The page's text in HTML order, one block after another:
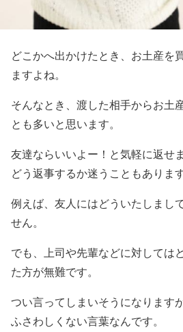
どこかへ出かけたとき、お土産を
ますよね。
そんなとき、渡した相手からお土
とも多いと思います。
友達ならいいよー！と気軽に返せ
どう返事するか迷うこともあります
例えば、友人にはどういたしまし
せん。
でも、上司や先輩などに対しては
た方が無難です。
つい言ってしまいそうになります
ふさわしくない言葉なんです。